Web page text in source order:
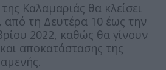
Καλαμαριάς θα κλείσει
από τη Δευτέρα 10 έως την
2022, καθώς θα γίνουν
αποκατάστασης της